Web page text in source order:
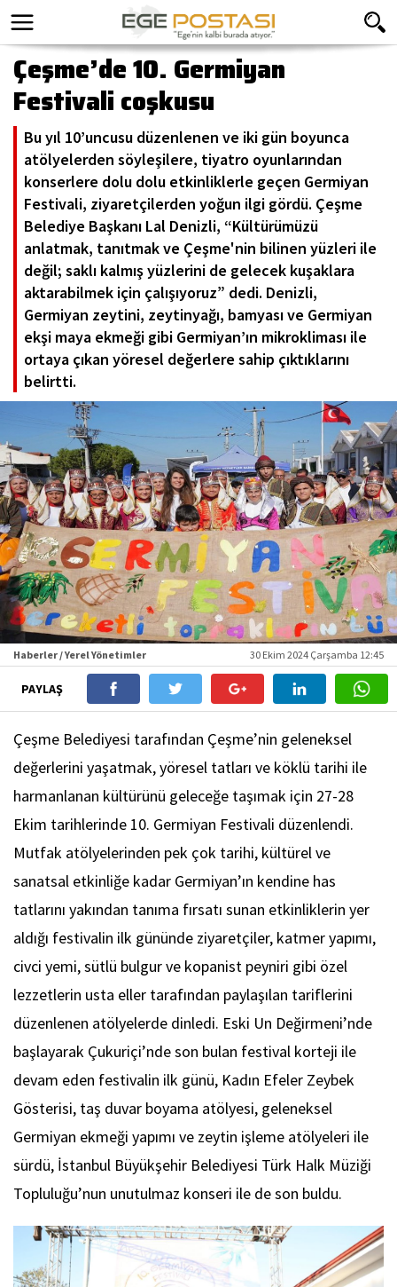
Çeşme’de 10. Germiyan
Festivali coşkusu
Bu yıl 10’uncusu düzenlenen ve iki gün boyunca
atölyelerden söyleşilere, tiyatro oyunlarından
konserlere dolu dolu etkinliklerle geçen Germiyan
Festivali, ziyaretçilerden yoğun ilgi gördü. Çeşme
Belediye Başkanı Lal Denizli, “Kültürümüzü
anlatmak, tanıtmak ve Çeşme'nin bilinen yüzleri ile
değil; saklı kalmış yüzlerini de gelecek kuşaklara
aktarabilmek için çalışıyoruz” dedi. Denizli,
Germiyan zeytini, zeytinyağı, bamyası ve Germiyan
ekşi maya ekmeği gibi Germiyan’ın mikrokliması ile
ortaya çıkan yöresel değerlere sahip çıktıklarını
belirtti.
Haberler / Yerel Yönetimler 30 Ekim 2024 Çarşamba 12:45
PAYLAŞ
Çeşme Belediyesi tarafından Çeşme’nin geleneksel
değerlerini yaşatmak, yöresel tatları ve köklü tarihi ile
harmanlanan kültürünü geleceğe taşımak için 27-28
Ekim tarihlerinde 10. Germiyan Festivali düzenlendi.
Mutfak atölyelerinden pek çok tarihi, kültürel ve
sanatsal etkinliğe kadar Germiyan’ın kendine has
tatlarını yakından tanıma fırsatı sunan etkinliklerin yer
aldığı festivalin ilk gününde ziyaretçiler, katmer yapımı,
civci yemi, sütlü bulgur ve kopanist peyniri gibi özel
lezzetlerin usta eller tarafından paylaşılan tariflerini
düzenlenen atölyelerde dinledi. Eski Un Değirmeni’nde
başlayarak Çukuriçi’nde son bulan festival korteji ile
devam eden festivalin ilk günü, Kadın Efeler Zeybek
Gösterisi, taş duvar boyama atölyesi, geleneksel
Germiyan ekmeği yapımı ve zeytin işleme atölyeleri ile
sürdü, İstanbul Büyükşehir Belediyesi Türk Halk Müziği
Topluluğu’nun unutulmaz konseri ile de son buldu.